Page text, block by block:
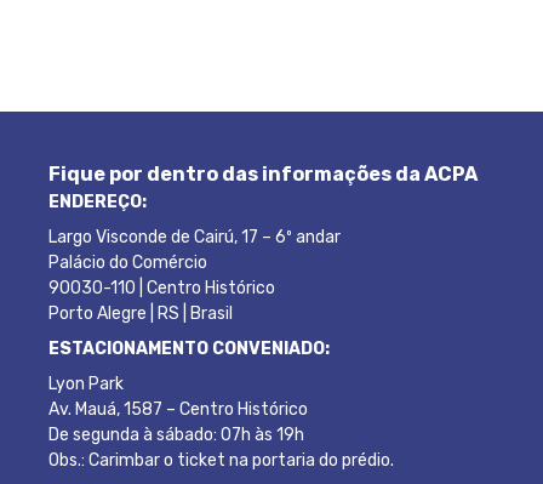
Fique por dentro das informações da ACPA
ENDEREÇO:
Largo Visconde de Cairú, 17 – 6º andar
Palácio do Comércio
90030-110 | Centro Histórico
Porto Alegre | RS | Brasil
ESTACIONAMENTO CONVENIADO:
Lyon Park
Av. Mauá, 1587 – Centro Histórico
De segunda à sábado: 07h às 19h
Obs.: Carimbar o ticket na portaria do prédio.